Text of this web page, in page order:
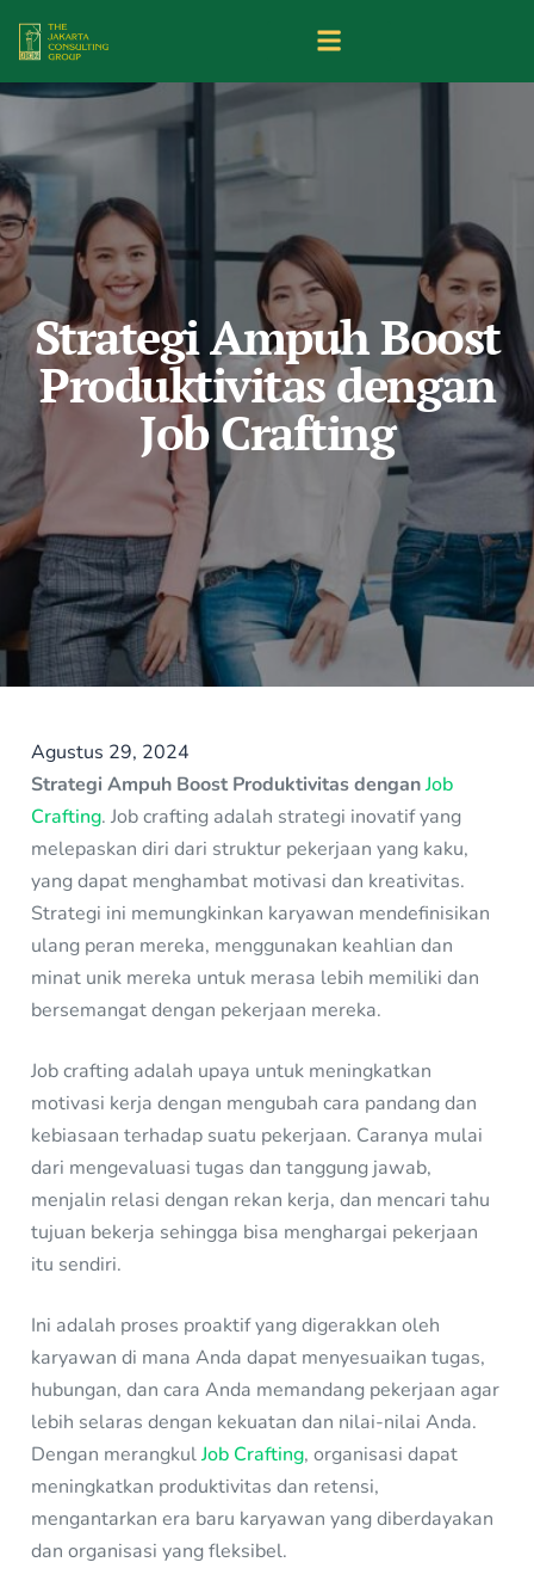
Strategi Ampuh Boost
Produktivitas dengan
Job Crafting
Agustus 29, 2024
Strategi Ampuh Boost Produktivitas denganJob
Crafting. Job crafting adalah strategi inovatif yang
melepaskan diri dari struktur pekerjaan yang kaku,
yang dapat menghambat motivasi dan kreativitas.
Strategi ini memungkinkan karyawan mendefinisikan
ulang peran mereka, menggunakan keahlian dan
minat unik mereka untuk merasa lebih memiliki dan
bersemangat dengan pekerjaan mereka.
Job crafting adalah upaya untuk meningkatkan
motivasi kerja dengan mengubah cara pandang dan
kebiasaan terhadap suatu pekerjaan. Caranya mulai
dari mengevaluasi tugas dan tanggung jawab,
menjalin relasi dengan rekan kerja, dan mencari tahu
tujuan bekerja sehingga bisa menghargai pekerjaan
itu sendiri.
Ini adalah proses proaktif yang digerakkan oleh
karyawan di mana Anda dapat menyesuaikan tugas,
hubungan, dan cara Anda memandang pekerjaan agar
lebih selaras dengan kekuatan dan nilai-nilai Anda.
Dengan merangkulJob Crafting, organisasi dapat
meningkatkan produktivitas dan retensi,
mengantarkan era baru karyawan yang diberdayakan
dan organisasi yang fleksibel.